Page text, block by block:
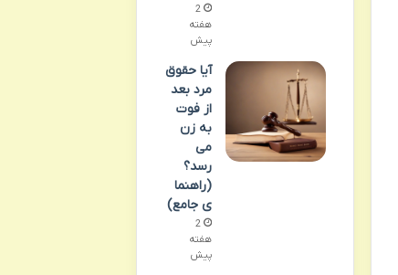
2
هفته
پیش
آیا حقوق
مرد بعد
از فوت
به زن
می
رسد؟
(راهنما
ی جامع)
2
هفته
پیش